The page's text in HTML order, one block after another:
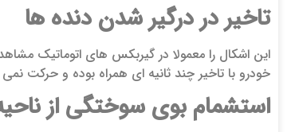
تاخیر در درگیر شدن دنده ها
این اشکال را معمولا در گیربکس های اتوماتیک
خودرو با تاخیر چند ثانیه ای همراه بوده و حرکت
استشمام بوی سوختگی از